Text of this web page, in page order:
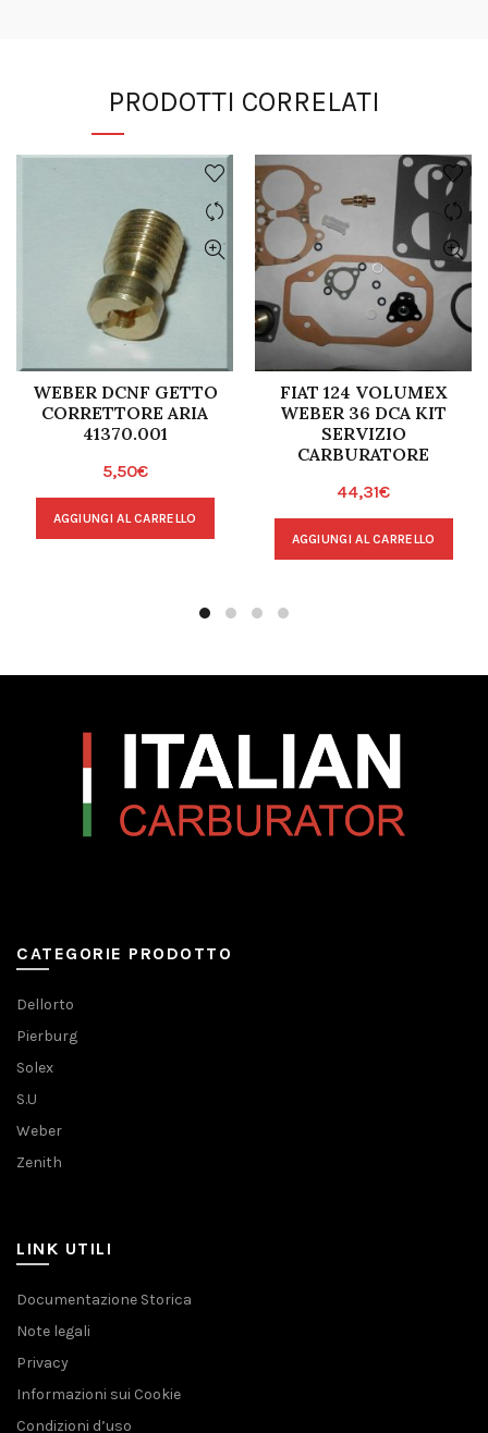
PRODOTTI CORRELATI
WEBER DCNF GETTO
CORRETTORE ARIA
41370.001
5,50€
AGGIUNGI AL CARRELLO
FIAT 124 VOLUMEX
WEBER 36 DCA KIT
SERVIZIO
CARBURATORE
44,31€
AGGIUNGI AL CARRELLO
CATEGORIE PRODOTTO
Dellorto
Pierburg
Solex
S.U
Weber
Zenith
LINK UTILI
Documentazione Storica
Note legali
Privacy
Informazioni sui Cookie
Condizioni d’uso